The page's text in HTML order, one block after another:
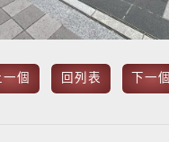
一個 回列表 下一個